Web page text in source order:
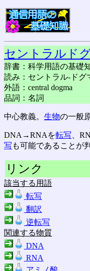
セントラルド
辞書：科学用語の基礎
読み：セントラル-ドグ
外語：central dogma
品詞：名詞
中心教義。 生物の一般
DNA→RNAを転写 、
写 も可能であることが
リンク
該当する用語
転写
翻訳
逆転写
関連する物質
DNA
RNA